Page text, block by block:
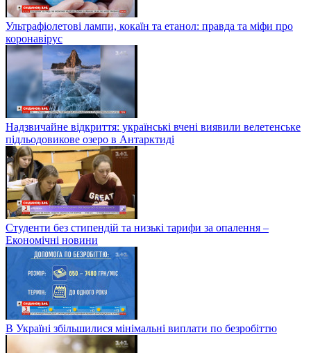
Ультрафіолетові лампи, кокаїн та етанол: правда та міфи про
коронавірус
Надзвичайне відкриття: українські вчені виявили велетенське
підльодовикове озеро в Антарктиді
Студенти без стипендій та низькі тарифи за опалення –
Економічні новини
В Україні збільшилися мінімальні виплати по безробіттю